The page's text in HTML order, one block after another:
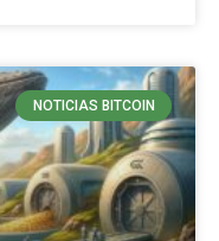
NOTICIAS BITCOIN